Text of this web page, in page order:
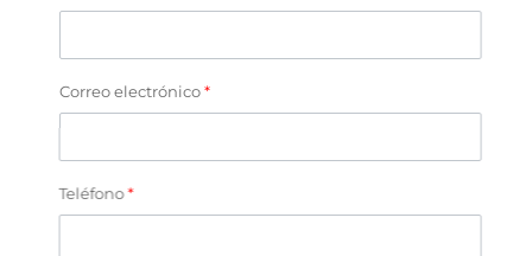
Correo electrónico*
Teléfono*